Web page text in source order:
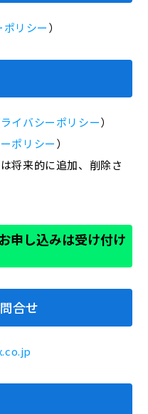
リシー）
イバシーポリシー）
ポリシー）
将来的に追加、削除さ
申し込みは受け付け
合せ